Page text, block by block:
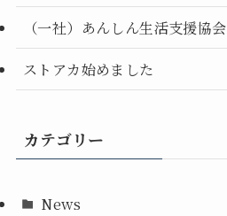
（一社）あんしん生活支援協会
ストアカ始めました
カテゴリー
News